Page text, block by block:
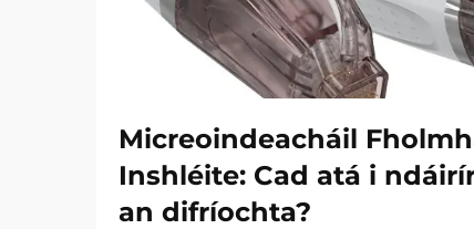
Micreoindeacháil
Inshléite: Cad atá i
an difríochta?